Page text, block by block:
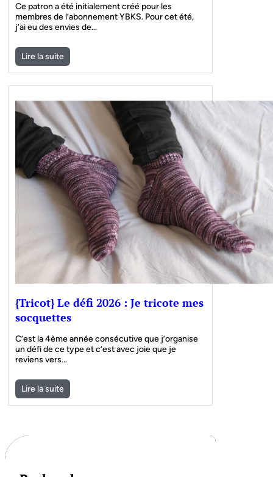
Ce patron a été initialement créé pour les
membres de l’abonnement YBKS. Pour cet été,
j’ai eu des envies de…
Lire la suite
{Tricot} Le défi 2026 : Je tricote mes
socquettes
C’est la 4ème année consécutive que j’organise
un défi de ce type et c’est avec joie que je
reviens vers…
Lire la suite